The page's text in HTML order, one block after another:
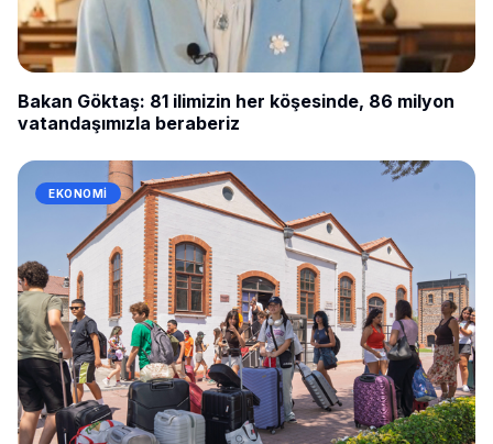
Bakan Göktaş: 81 ilimizin her köşesinde, 86 milyon
vatandaşımızla beraberiz
EKONOMI